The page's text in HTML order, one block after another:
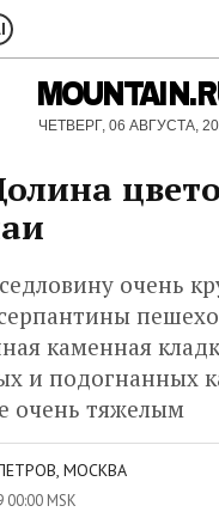
ЧЕТВЕРГ, 06 АВГУСТА,
очень
каменная
и подогнанных
очень тяжелым
МОСКВА
MSK